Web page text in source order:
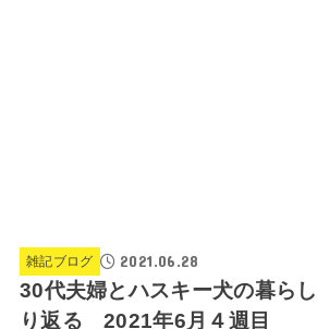
雑記ブログ 2021.06.28
30代夫婦とハスキー犬の暮ら
り返る 2021年6月４週目